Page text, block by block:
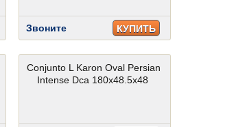
Звоните КУПИТЬ
Conjunto L Karon Oval Persian
Intense Dca 180x48.5x48